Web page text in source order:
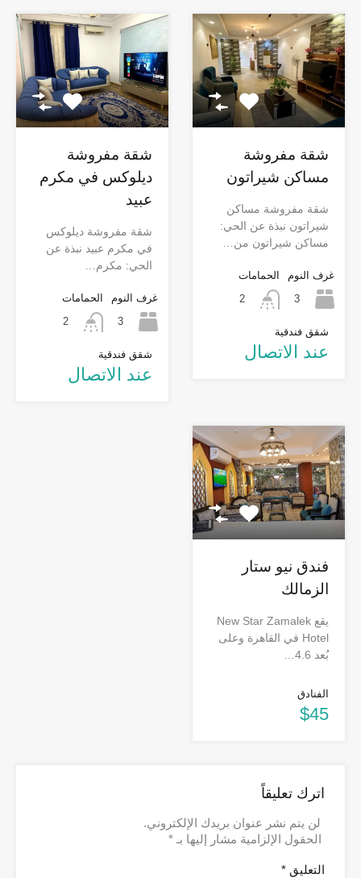
شقة مفروشة
مساكن شيراتون
شقة مفروشة مساكن
شيراتون نبذة عن الحي:
مساكن شيراتون من…
غرف النوم
3
الحمامات
2
شقق فندقية
عند الاتصال
شقة مفروشة
ديلوكس في مكرم
عبيد
شقة مفروشة ديلوكس
في مكرم عبيد نبذة عن
الحي: مكرم…
غرف النوم
3
الحمامات
2
شقق فندقية
عند الاتصال
فندق نيو ستار
الزمالك
يقع New Star Zamalek
Hotel في القاهرة وعلى
بُعد 4.6…
الفنادق
$45
اترك تعليقاً
لن يتم نشر عنوان بريدك الإلكتروني.
الحقول الإلزامية مشار إليها بـ *
التعليق *